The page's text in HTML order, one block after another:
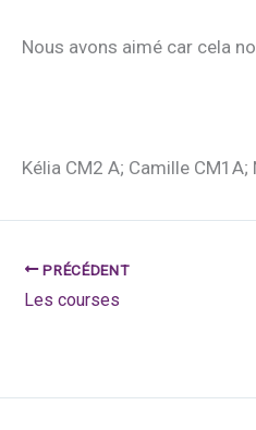
Nous avons aimé car cela
Kélia CM2 A; Camille CM1A;
PRÉCÉDENT
Les courses